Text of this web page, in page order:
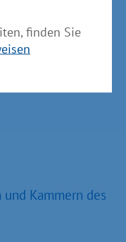
finden Sie
GmbH
Kammern des